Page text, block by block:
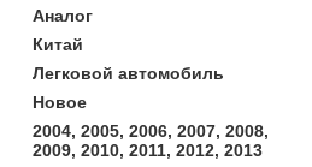
Аналог
Китай
Легковой автомобиль
Новое
2004, 2005, 2006, 2007, 2008,
2009, 2010, 2011, 2012, 2013